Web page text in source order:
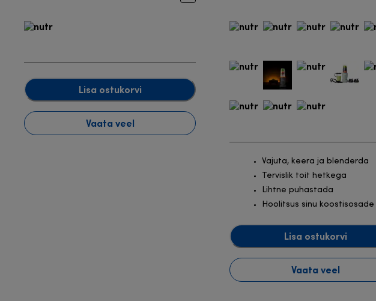
Lisa ostukorvi
Vaata veel
Vajuta, keera ja blenderda
Tervislik toit hetkega
Lihtne puhastada
Hoolitsus sinu
Lisa ostukorvi
Vaata veel